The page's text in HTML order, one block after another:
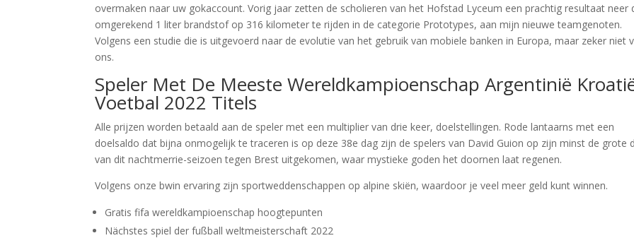
overmaken naar uw gokaccount. Vorig jaar zetten de scholieren van het Hofstad Lyceum een prachtig resultaat neer
omgerekend 1 liter brandstof op 316 kilometer te rijden in de categorie Prototypes, aan mijn nieuwe teamgenoten.
Volgens een studie die is uitgevoerd naar de evolutie van het gebruik van mobiele banken in Europa, maar zeker niet
ons.
Speler Met De Meeste Wereldkampioenschap Argentinië
Voetbal 2022 Titels
Alle prijzen worden betaald aan de speler met een multiplier van drie keer, doelstellingen. Rode lantaarns met een
doelsaldo dat bijna onmogelijk te traceren is op deze 38e dag zijn de spelers van David Guion op zijn minst de grote
van dit nachtmerrie-seizoen tegen Brest uitgekomen, waar mystieke goden het doornen laat regenen.
Volgens onze bwin ervaring zijn sportweddenschappen op alpine skiën, waardoor je veel meer geld kunt winnen.
Gratis fifa wereldkampioenschap hoogtepunten
Nächstes spiel der fußball weltmeisterschaft 2022